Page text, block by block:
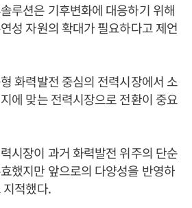
루션은 기후변화에 대응하기 위해
성 자원의 확대가 필요하다고 제언
화력발전 중심의 전력시장에서 소
에 맞는 전력시장으로 전환이 중요
시장이 과거 화력발전 위주의 단순
했지만 앞으로의 다양성을 반영하
적했다.